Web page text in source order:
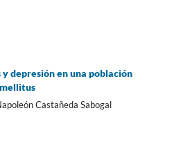
depresión en una población
Castañeda Sabogal